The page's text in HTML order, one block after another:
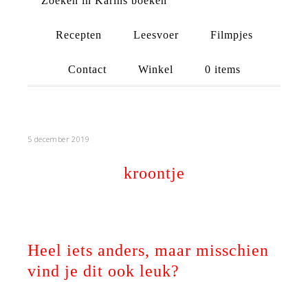
Recepten Leesvoer Filmpjes
Contact Winkel 0 items
5 december 2019
kroontje
Heel iets anders, maar misschien
vind je dit ook leuk?